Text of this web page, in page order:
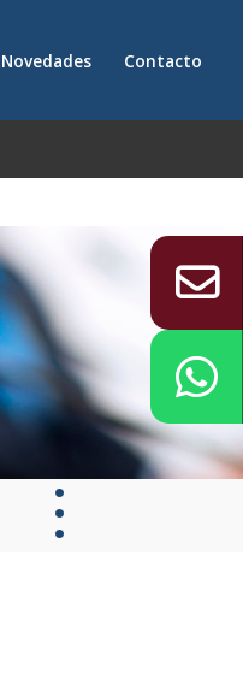
Novedades Contacto